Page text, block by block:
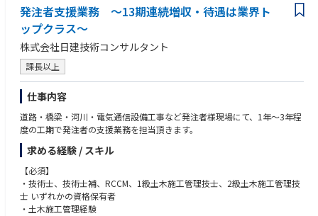
学べます
・設備改修では、建築設備のみで完結する案件を主担当として裁量高く設
計 ・図面作成ソフトや社内標準の活用で効率化を徹底。
※月の残業はおおむね20時間程度
※官庁物件の電気設備設計に携わってきた方を特に歓迎します。中途採用
募集要項の冊子をご用意しておりますので、選考時にお渡しします。地域
の暮らしを支える案件で、設計者としての手応えを実感してください。
発注者支援業務 ～13期連続増収・待遇は業界ト
ップクラス～
株式会社日建技術コンサルタント
課長以上
仕事内容
道路・橋梁・河川・電気通信設備工事など発注者様現場にて、1年～3年程
度の工期で発注者の支援業務を担当頂きます。
求める経験 / スキル
【必須】
・技術士、技術士補、RCCM、1級土木施工管理技士、2級土木施工管理技
士 いずれかの資格保有者
・土木施工管理経験